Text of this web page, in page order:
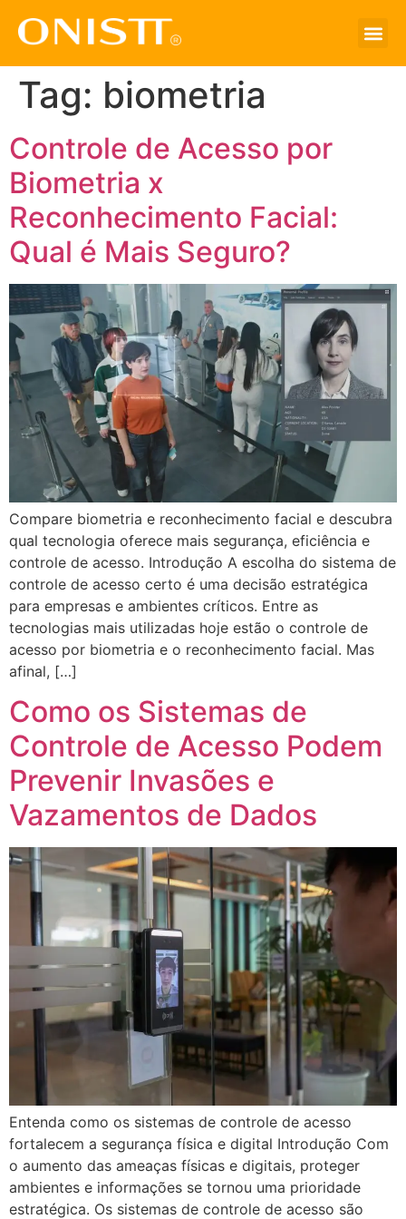
Tag: biometria
Controle de Acesso por
Biometria x
Reconhecimento Facial:
Qual é Mais Seguro?
Compare biometria e reconhecimento facial e descubra
qual tecnologia oferece mais segurança, eficiência e
controle de acesso. Introdução A escolha do sistema de
controle de acesso certo é uma decisão estratégica
para empresas e ambientes críticos. Entre as
tecnologias mais utilizadas hoje estão o controle de
acesso por biometria e o reconhecimento facial. Mas
afinal, […]
Como os Sistemas de
Controle de Acesso Podem
Prevenir Invasões e
Vazamentos de Dados
Entenda como os sistemas de controle de acesso
fortalecem a segurança física e digital Introdução Com
o aumento das ameaças físicas e digitais, proteger
ambientes e informações se tornou uma prioridade
estratégica. Os sistemas de controle de acesso são